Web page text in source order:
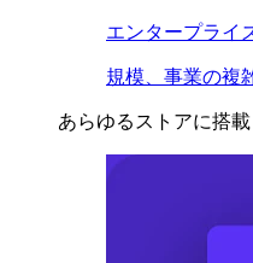
エンタープライ
規模、事業の複
あらゆるストアに搭載